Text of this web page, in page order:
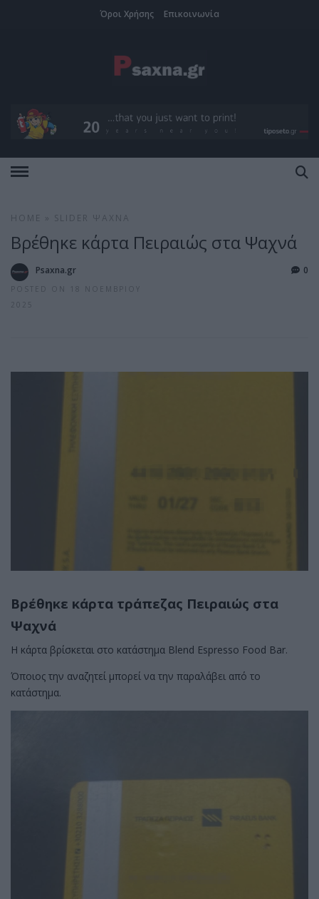
Όροι Χρήσης Επικοινωνία
HOME SLIDER ΨΑΧΝΆ
Βρέθηκε κάρτα Πειραιώς στα Ψαχνά
Psaxna.gr
POSTED ON 18 ΝΟΕΜΒΡΊΟΥ
2025
0
Βρέθηκε κάρτα τράπεζας Πειραιώς στα
Ψαχνά
Η κάρτα βρίσκεται στο κατάστημα Blend Espresso Food Bar.
Όποιος την αναζητεί μπορεί να την παραλάβει από το
κατάστημα.